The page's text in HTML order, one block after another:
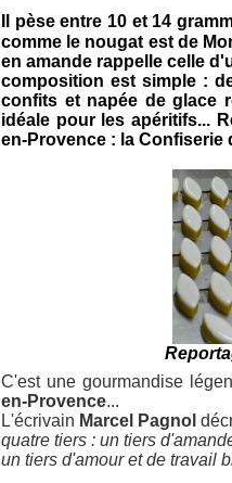
Il pèse entre 10 et 14
comme le nougat est de
en amande rappelle celle
composition est simple :
confits et napée de glace
idéale pour les apéritifs...
en-Provence : la Confiserie
C'est une gourmandise
en-Provence...
L'écrivain Marcel Pagnol
quatre tiers : un tiers
un tiers d'amour et de travail